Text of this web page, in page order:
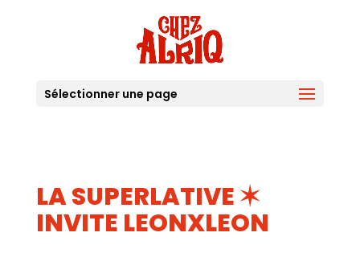
Sélectionner une page
LA SUPERLATIVE ✶
INVITE LEONXLEON